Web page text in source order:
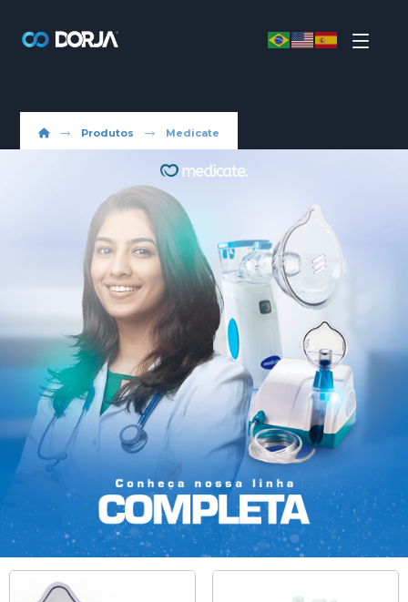
Produtos Medicate